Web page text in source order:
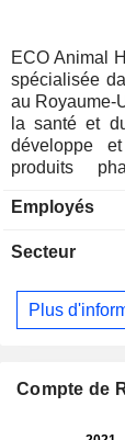
ECO Animal
spécialisée
au Royaume-
la santé et
développe
produits
porcs et à
entériques
l’Amérique
latine,
phare de la
intestinales
Employés
Secteur
Plus
Compte de